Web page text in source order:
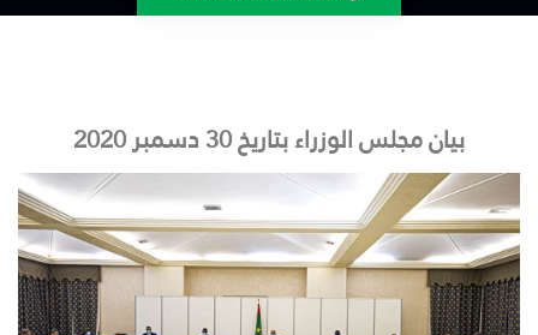
بيان مجلس الوزراء بتاريخ 30 دسمبر 2020